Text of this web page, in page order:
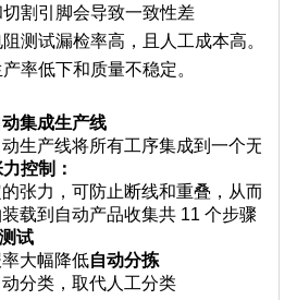
割引脚会导致一致性差
测试漏检率高，且人工成本高。
率低下和质量不稳定。
集成生产线
生产线将所有工序集成到一个无缝
控制：
张力，可防止断线和重叠，从而确
载到自动产品收集共 11 个步骤
试
大幅降低自动分拣
分类，取代人工分类